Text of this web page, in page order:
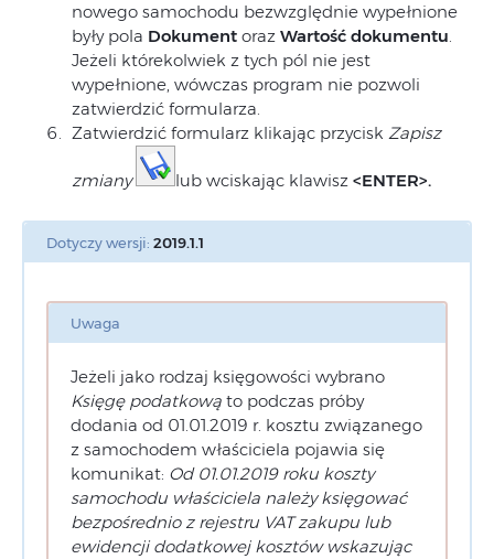
nowego samochodu bezwzględnie wypełnione
były pola Dokument oraz Wartość dokumentu.
Jeżeli którekolwiek z tych pól nie jest
wypełnione, wówczas program nie pozwoli
zatwierdzić formularza.
Zatwierdzić formularz klikając przycisk Zapisz
zmiany lub wciskając klawisz <ENTER>.
Dotyczy wersji: 2019.1.1
Uwaga
Jeżeli jako rodzaj księgowości wybrano
Księgę podatkową to podczas próby
dodania od 01.01.2019 r. kosztu związanego
z samochodem właściciela pojawia się
komunikat: Od 01.01.2019 roku koszty
samochodu właściciela należy księgować
bezpośrednio z rejestru VAT zakupu lub
ewidencji dodatkowej kosztów wskazując